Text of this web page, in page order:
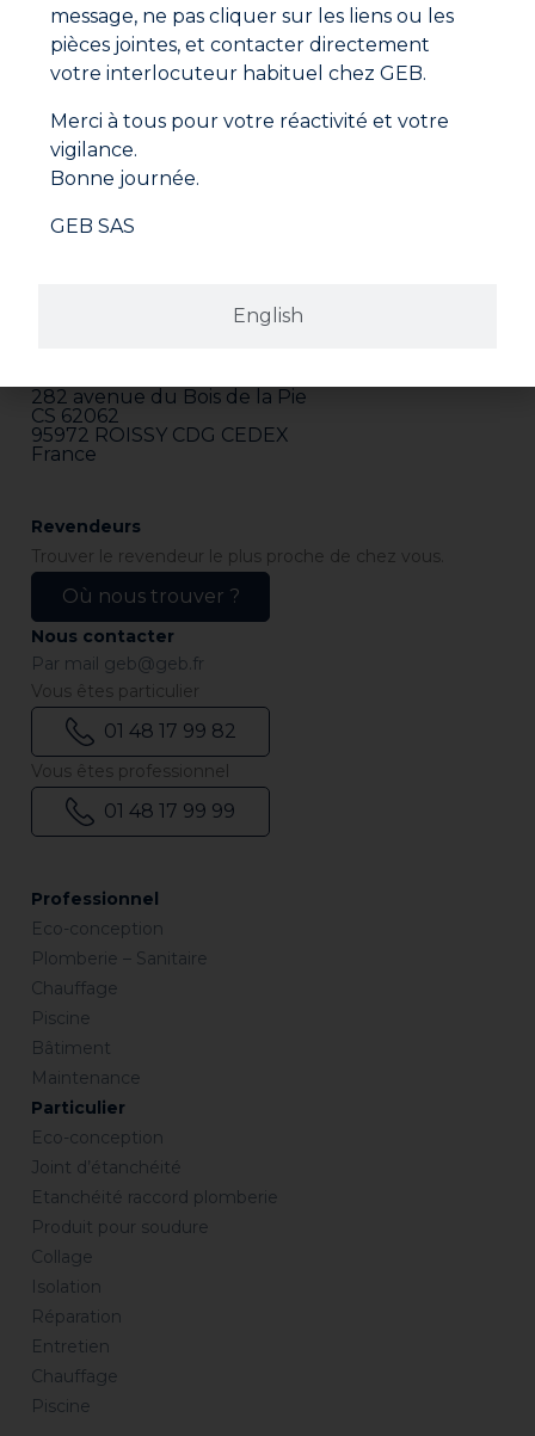
282 avenue du Bois de la Pie
CS 62062
95972 ROISSY CDG CEDEX
France
Professionnel
Eco-conception
Plomberie – Sanitaire
Chauffage
Piscine
Bâtiment
Maintenance
Particulier
Eco-conception
Joint d’étanchéité
Etanchéité raccord plomberie
Produit pour soudure
Collage
Isolation
Réparation
Entretien
Chauffage
Piscine
Revendeurs
Trouver le revendeur le plus proche de chez vous.
Où nous trouver ?
Nous contacter
Par mail geb@geb.fr
Vous êtes particulier
01 48 17 99 82
Vous êtes professionnel
01 48 17 99 99
English
message, ne pas cliquer sur les liens ou les
pièces jointes, et contacter directement
votre interlocuteur habituel chez GEB.
Merci à tous pour votre réactivité et votre
vigilance.
Bonne journée.
GEB SAS